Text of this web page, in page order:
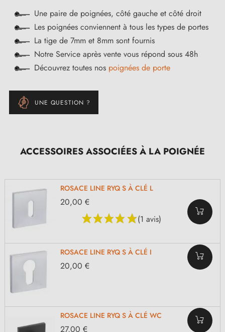
Une paire de poignées, côté gauche et côté droit
Les poignées conviennent à tous les types de portes
La tige de 7mm et 8mm sont fournis
Notre Service après vente vous répond sous 48h
Découvrez toutes nos poignées de porte
UNE QUESTION ?
ACCESSOIRES ASSOCIÉES À LA POIGNÉE
ROSACE LINE RYQ S À CLÉ L
(1 avis)
20,00 €
ROSACE LINE RYQ S À CLÉ I
20,00 €
ROSACE LINE RYQ S À CLÉ WC
27,00 €